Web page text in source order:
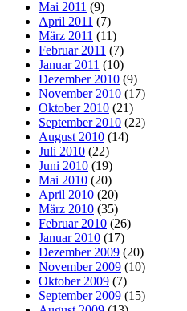
Mai 2011 (9)
April 2011 (7)
März 2011 (11)
Februar 2011 (7)
Januar 2011 (10)
Dezember 2010 (9)
November 2010 (17)
Oktober 2010 (21)
September 2010 (22)
August 2010 (14)
Juli 2010 (22)
Juni 2010 (19)
Mai 2010 (20)
April 2010 (20)
März 2010 (35)
Februar 2010 (26)
Januar 2010 (17)
Dezember 2009 (20)
November 2009 (10)
Oktober 2009 (7)
September 2009 (15)